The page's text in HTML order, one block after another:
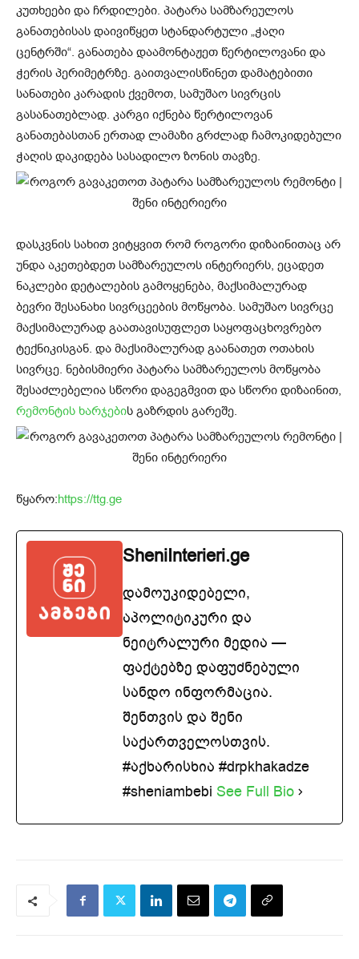
კუთხეები და ჩრდილები. პატარა სამზარეულოს
განათებისას დაივიწყეთ სტანდარტული „ჭაღი
ცენტრში“. განათება დაამონტაჟეთ წერტილოვანი და
ჭერის პერიმეტრზე. გაითვალისწინეთ დამატებითი
სანათები კარადის ქვემოთ, სამუშაო სივრცის
გასანათებლად. კარგი იქნება წერტილოვან
განათებასთან ერთად ლამაზი გრძლად ჩამოკიდებული
ჭაღის დაკიდება სასადილო ზონის თავზე.
დასკვნის სახით ვიტყვით რომ როგორი დიზაინითაც არ
უნდა აკეთებდეთ სამზარეულოს ინტერიერს, ეცადეთ
ნაკლები დეტალების გამოყენება, მაქსიმალურად
ბევრი შესანახი სივრცეების მოწყობა. სამუშაო სივრცე
მაქსიმალურად გაათავისუფლეთ საყოფაცხოვრებო
ტექნიკისგან. და მაქსიმალურად გაანათეთ ოთახის
სივრცე. ნებისმიერი პატარა სამზარეულოს მოწყობა
შესაძლებელია სწორი დაგეგმვით და სწორი დიზაინით,
რემონტის ხარჯების გაზრდის გარეშე.
წყარო:https://ttg.ge
SheniInterieri.ge
დამოუკიდებელი,
აპოლიტიკური და
ნეიტრალური მედია —
ფაქტებზე დაფუძნებული
სანდო ინფორმაცია.
შენთვის და შენი
საქართველოსთვის.
#აქხარისხია #drpkhakadze
#sheniambebi See Full Bio